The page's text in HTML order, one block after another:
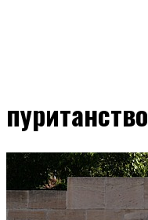
пуританство